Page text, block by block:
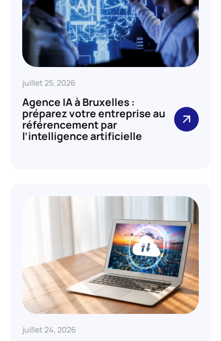
juillet 25, 2026
Agence IA à Bruxelles :
préparez votre entreprise au
référencement par
l’intelligence artificielle
juillet 24, 2026